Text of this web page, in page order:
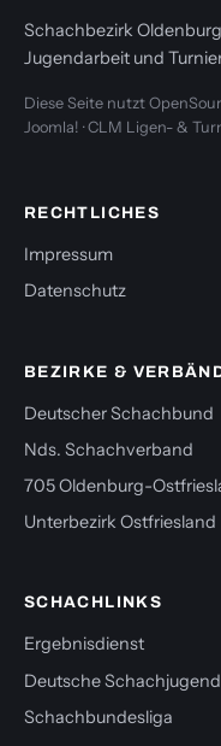
Schachbezirk
Jugendarbeit und
Diese Seite nutzt
Joomla! · CLM Ligen- &
RECHTLICHES
Impressum
Datenschutz
BEZIRKE &
Deutscher Schachbund
Nds. Schachverband
705 Oldenburg-
Unterbezirk Ostfriesland
SCHACHLINKS
Ergebnisdienst
Deutsche Schachjugend
Schachbundesliga